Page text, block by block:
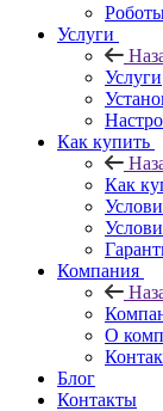
Услуги
Услуги
Как купить
Как
Компания
О
Блог
Контакты